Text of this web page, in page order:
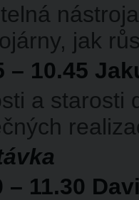
jak
– 10.45
a starosti
– 11.30